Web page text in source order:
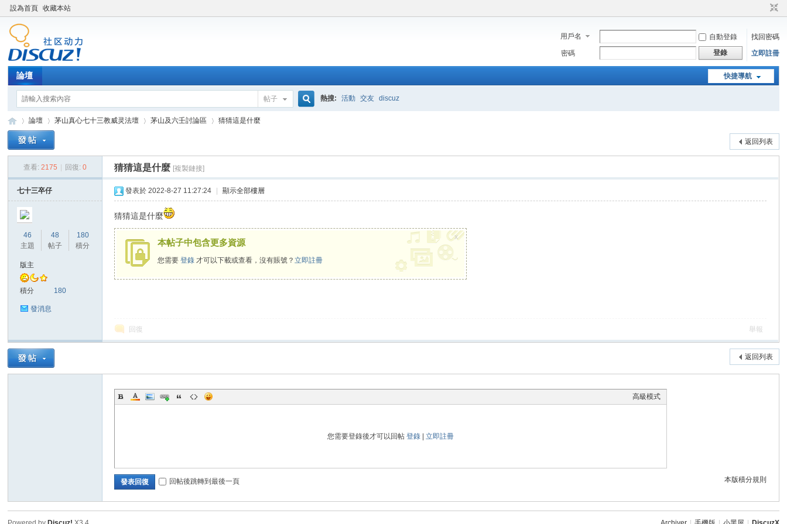
設為首頁 收藏本站
用戶名 自動登錄
找回密碼
密碼
登錄 立即註冊
快捷導航
論壇
帖子 熱搜: 活動 交友 discuz
Bo
論壇
›
茅山真心七十三教威灵法壇
›
茅山及六壬討論區 猜猜這是什麼
返回列表
查看: 2175 回復: 0 猜猜這是什麼 [複製鏈接]
七十三卒仔
46
主題
48
帖子
180
積分
版主
積分 180
發消息
發表於 2022-8-27 11:27:24 顯示全部樓層
猜猜這是什麼
本帖子中包含更多資源
您需要登錄 才可以下載或查看，沒有賬號？立即註冊
x
回復 舉報
返回列表
高級模式
您需要登錄後才可以回帖登錄 |立即註冊
本版積分規則
發表回復 回帖後跳轉到最後一頁